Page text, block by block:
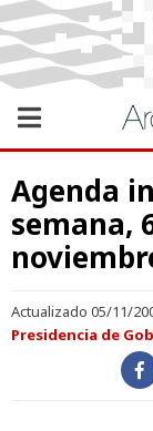
Agenda
semana,
Actualizado 05/11/
Presidencia de